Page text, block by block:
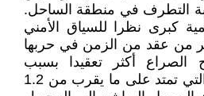
التطرف في منطقة الساحل.
كبرى نظرا للسياق الأمني
من عقد من الزمن في حربها
الصراع أكثر تعقيدا بسبب
شساعة الأراضي المالية التي تمتد على ما يقرب من 1.2